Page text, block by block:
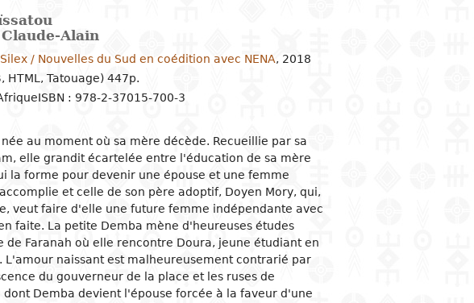
Alain
/ Nouvelles du Sud en coédition avec NENA, 2018
HTML, Tatouage) 447p.
ISBN : 978-2-37015-700-3
au moment où sa mère décède. Recueillie par sa
elle grandit écartelée entre l'éducation de sa mère
la forme pour devenir une épouse et une femme
et celle de son père adoptif, Doyen Mory, qui,
veut faire d'elle une future femme indépendante avec
faite. La petite Demba mène d'heureuses études
de Faranah où elle rencontre Doura, jeune étudiant en
L'amour naissant est malheureusement contrarié par
du gouverneur de la place et les ruses de
dont Demba devient l'épouse forcée à la faveur d'une
knowledge
Groups and organizations
Marriage and family
Woman and feminism
Information and
communication
Crime
Political institutions
Judicial organization
Government and public
administration
International relationships
Development economy
Economic policies
Production and industry
Job
Entrepreneurship
Finance banks and currency
Élevage
Peach
Energy
Water
Sanitation
Medicine
and